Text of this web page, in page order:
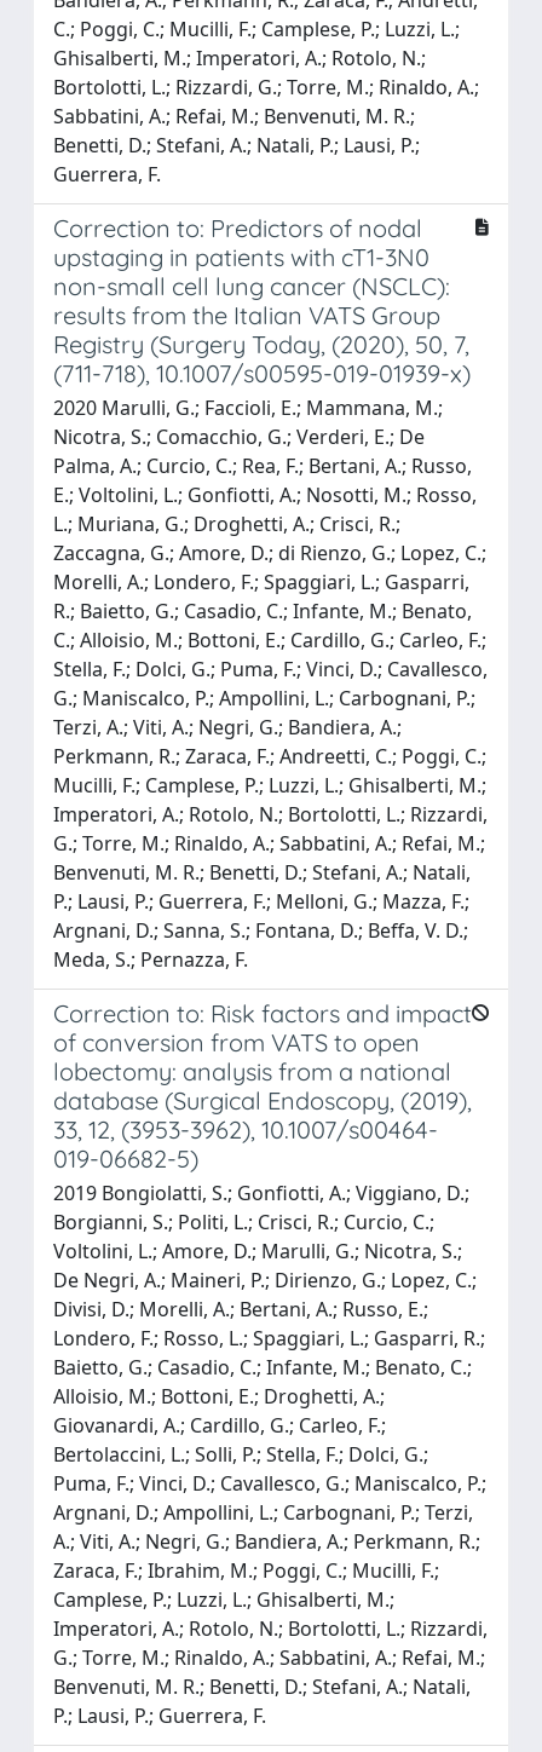
C.; Poggi, C.; Mucilli, F.; Camplese, P.; Luzzi, L.;
Ghisalberti, M.; Imperatori, A.; Rotolo, N.;
Bortolotti, L.; Rizzardi, G.; Torre, M.; Rinaldo, A.;
Sabbatini, A.; Refai, M.; Benvenuti, M. R.;
Benetti, D.; Stefani, A.; Natali, P.; Lausi, P.;
Guerrera, F.
Correction to: Predictors of nodal
upstaging in patients with cT1-3N0
non-small cell lung cancer (NSCLC):
results from the Italian VATS Group
Registry (Surgery Today, (2020), 50, 7,
(711-718), 10.1007/s00595-019-01939-x)
2020 Marulli, G.; Faccioli, E.; Mammana, M.;
Nicotra, S.; Comacchio, G.; Verderi, E.; De
Palma, A.; Curcio, C.; Rea, F.; Bertani, A.; Russo,
E.; Voltolini, L.; Gonfiotti, A.; Nosotti, M.; Rosso,
L.; Muriana, G.; Droghetti, A.; Crisci, R.;
Zaccagna, G.; Amore, D.; di Rienzo, G.; Lopez, C.;
Morelli, A.; Londero, F.; Spaggiari, L.; Gasparri,
R.; Baietto, G.; Casadio, C.; Infante, M.; Benato,
C.; Alloisio, M.; Bottoni, E.; Cardillo, G.; Carleo, F.;
Stella, F.; Dolci, G.; Puma, F.; Vinci, D.; Cavallesco,
G.; Maniscalco, P.; Ampollini, L.; Carbognani, P.;
Terzi, A.; Viti, A.; Negri, G.; Bandiera, A.;
Perkmann, R.; Zaraca, F.; Andreetti, C.; Poggi, C.;
Mucilli, F.; Camplese, P.; Luzzi, L.; Ghisalberti, M.;
Imperatori, A.; Rotolo, N.; Bortolotti, L.; Rizzardi,
G.; Torre, M.; Rinaldo, A.; Sabbatini, A.; Refai, M.;
Benvenuti, M. R.; Benetti, D.; Stefani, A.; Natali,
P.; Lausi, P.; Guerrera, F.; Melloni, G.; Mazza, F.;
Argnani, D.; Sanna, S.; Fontana, D.; Beffa, V. D.;
Meda, S.; Pernazza, F.
Correction to: Risk factors and impact
of conversion from VATS to open
lobectomy: analysis from a national
database (Surgical Endoscopy, (2019),
33, 12, (3953-3962), 10.1007/s00464-
019-06682-5)
2019 Bongiolatti, S.; Gonfiotti, A.; Viggiano, D.;
Borgianni, S.; Politi, L.; Crisci, R.; Curcio, C.;
Voltolini, L.; Amore, D.; Marulli, G.; Nicotra, S.;
De Negri, A.; Maineri, P.; Dirienzo, G.; Lopez, C.;
Divisi, D.; Morelli, A.; Bertani, A.; Russo, E.;
Londero, F.; Rosso, L.; Spaggiari, L.; Gasparri, R.;
Baietto, G.; Casadio, C.; Infante, M.; Benato, C.;
Alloisio, M.; Bottoni, E.; Droghetti, A.;
Giovanardi, A.; Cardillo, G.; Carleo, F.;
Bertolaccini, L.; Solli, P.; Stella, F.; Dolci, G.;
Puma, F.; Vinci, D.; Cavallesco, G.; Maniscalco, P.;
Argnani, D.; Ampollini, L.; Carbognani, P.; Terzi,
A.; Viti, A.; Negri, G.; Bandiera, A.; Perkmann, R.;
Zaraca, F.; Ibrahim, M.; Poggi, C.; Mucilli, F.;
Camplese, P.; Luzzi, L.; Ghisalberti, M.;
Imperatori, A.; Rotolo, N.; Bortolotti, L.; Rizzardi,
G.; Torre, M.; Rinaldo, A.; Sabbatini, A.; Refai, M.;
Benvenuti, M. R.; Benetti, D.; Stefani, A.; Natali,
P.; Lausi, P.; Guerrera, F.